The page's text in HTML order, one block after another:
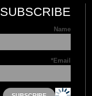
SUBSCRIBE
Name
Email*